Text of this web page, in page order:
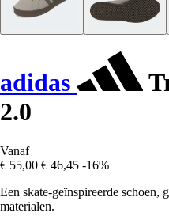
adidas
2.0
Vanaf
€ 55,00 € 46,45 -16%
Een skate-geïnspireerde schoen,
materialen.